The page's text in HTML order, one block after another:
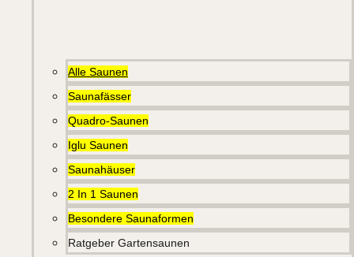
Alle Saunen
Saunafässer
Quadro-Saunen
Iglu Saunen
Saunahäuser
2 In 1 Saunen
Besondere Saunaformen
Ratgeber Gartensaunen